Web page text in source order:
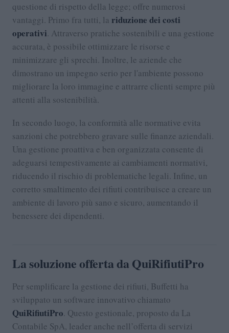
questione di rispetto della legge; offre numerosi
vantaggi. Primo fra tutti, la riduzione dei costi
operativi. Attraverso pratiche sostenibili e una gestione
accurata, è possibile ottimizzare le risorse e
minimizzare gli sprechi. Inoltre, le aziende che
dimostrano un impegno serio per l'ambiente possono
migliorare la loro immagine e attrarre clienti sempre più
attenti alla sostenibilità.
In secondo luogo, la conformità alle normative evita
sanzioni che potrebbero gravare sulle finanze aziendali.
Una gestione proattiva e ben organizzata consente di
adeguarsi tempestivamente ai cambiamenti normativi,
riducendo il rischio di problematiche legali. Infine, un
corretto smaltimento dei rifiuti contribuisce a creare un
ambiente di lavoro più sano e sicuro, aumentando il
benessere dei dipendenti.
La soluzione offerta da QuiRifiutiPro
Per semplificare la gestione dei rifiuti, Buffetti ha
sviluppato un software innovativo chiamato
QuiRifiutiPro. Questo gestionale, proposto da La
Contabile SpA, leader anche nell’offerta di servizi